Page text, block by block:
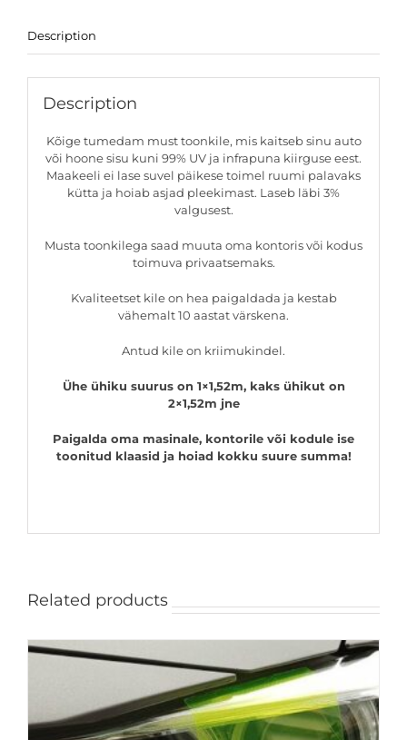
Description
Description
Kõige tumedam must toonkile, mis kaitseb sinu auto
või hoone sisu kuni 99% UV ja infrapuna kiirguse eest.
Maakeeli ei lase suvel päikese toimel ruumi palavaks
kütta ja hoiab asjad pleekimast. Laseb läbi 3%
valgusest.
Musta toonkilega saad muuta oma kontoris või kodus
toimuva privaatsemaks.
Kvaliteetset kile on hea paigaldada ja kestab
vähemalt 10 aastat värskena.
Antud kile on kriimukindel.
Ühe ühiku suurus on 1×1,52m, kaks ühikut on
2×1,52m jne
Paigalda oma masinale, kontorile või kodule ise
toonitud klaasid ja hoiad kokku suure summa!
Related products